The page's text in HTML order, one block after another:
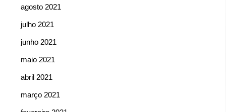
agosto 2021
julho 2021
junho 2021
maio 2021
abril 2021
março 2021